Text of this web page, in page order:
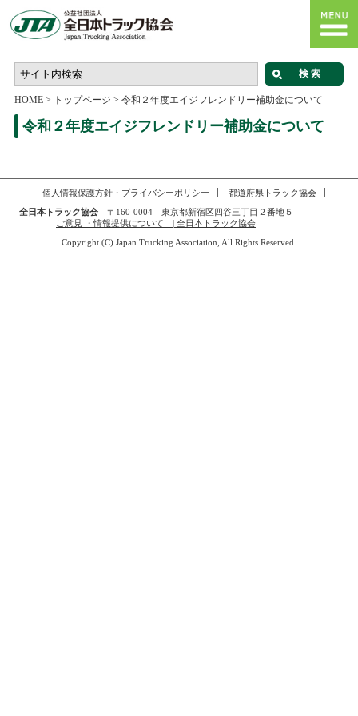
HOME> トップページ > 令和２年度エイジフレンドリー補助金について
令和２年度エイジフレンドリー補助金について
個人情報保護方針・プライバシーポリシー
都道府県トラック協会
全日本トラック協会〒160-0004 東京都新宿区四谷三丁目２番地５
ご意見 ・情報提供について | 全日本トラック協会
Copyright (C) Japan Trucking Association, All Rights Reserved.